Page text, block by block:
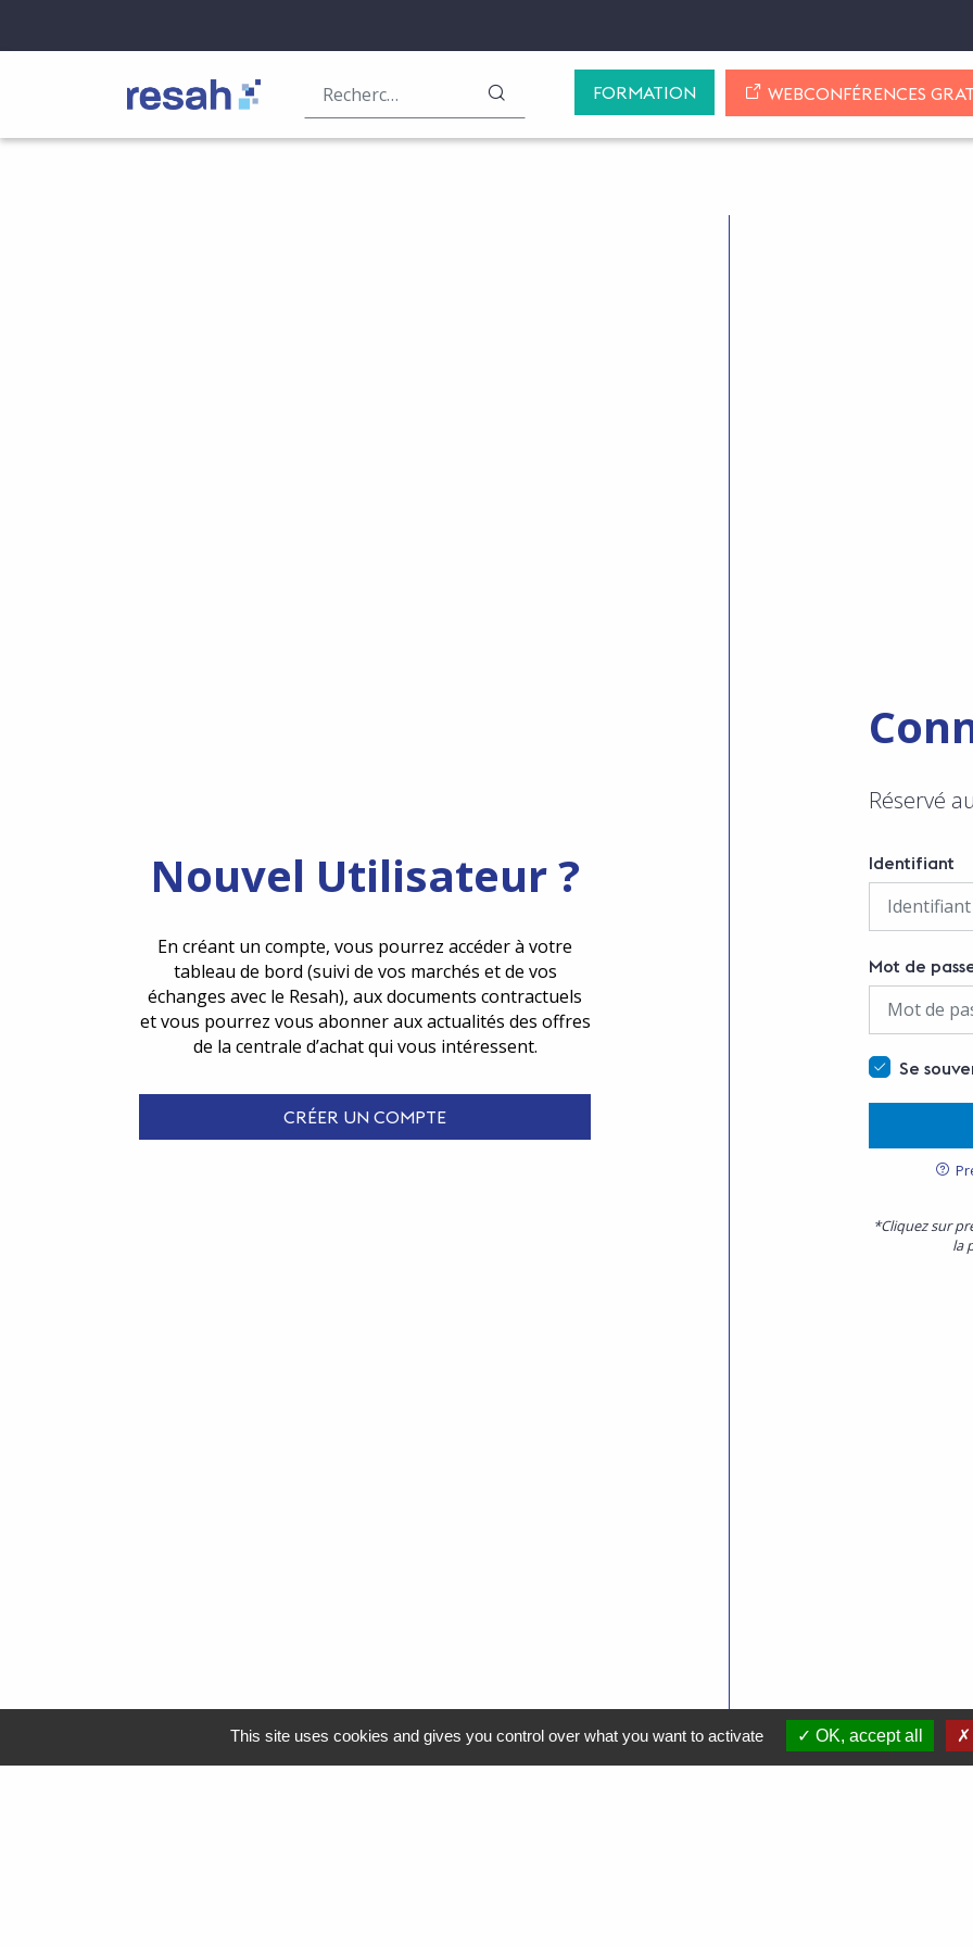
Logo Resah LANCER LA RECHERCHE
FORMATION WEBCONFÉRENCES
Nouvel Utilisateur ?
En créant un compte, vous pourrez accéder à votre
tableau de bord (suivi de vos marchés et de vos
échanges avec le Resah), aux documents contractuels
et vous pourrez vous abonner aux actualités des offres
de la centrale d’achat qui vous intéressent.
CRÉER UN COMPTE
Réservé
Identifiant
Mot de
Se
*Cliquez sur
la
This site uses cookies and gives you control over what you want to activate OK, accept all